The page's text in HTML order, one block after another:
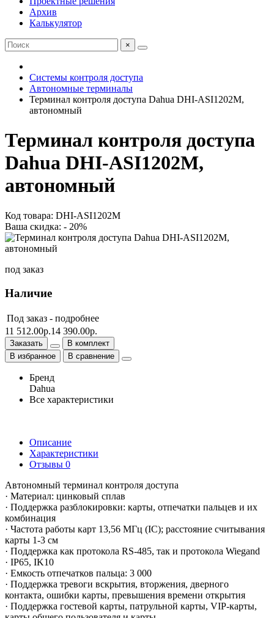
Архив
Калькулятор
×
Системы контроля доступа
Автономные терминалы
Терминал контроля доступа Dahua DHI-ASI1202M,
автономный
Терминал контроля доступа
Dahua DHI-ASI1202M,
автономный
Код товара: DHI-ASI1202M
Ваша скидка: - 20%
под заказ
Наличие
Под заказ - подробнее
11 512.00р.14 390.00р.
Заказать
В комплект
В избранное
В сравнение
Бренд
Dahua
Все характеристики
Описание
Характеристики
Отзывы 0
Автономный терминал контроля доступа
· Материал: цинковый сплав
· Поддержка разблокировки: карты, отпечатки пальцев и их
комбинация
· Частота работы карт 13,56 МГц (IC); расстояние считывания
карты 1-3 см
· Поддержка как протокола RS-485, так и протокола Wiegand
· IP65, IK10
· Емкость отпечатков пальца: 3 000
· Поддержка тревоги вскрытия, вторжения, дверного
контакта, ошибки карты, превышения времени открытия
· Поддержка гостевой карты, патрульной карты, VIP-карты,